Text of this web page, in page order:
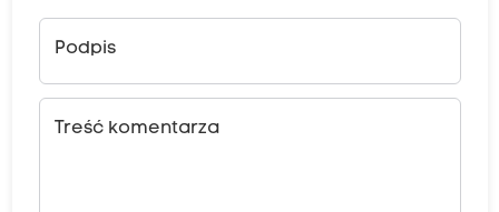
Podpis
Treść komentarza